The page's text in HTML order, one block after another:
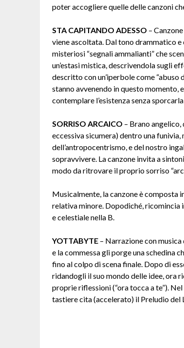
poter accogliere quelle delle canzoni
STA CAPITANDO ADESSO –
viene ascoltata. Dal tono drammatico
misteriosi “segnali ammalianti” che
un’estasi mistica, descrivendola sugli
descritto con un’iperbole come “abuso
stanno avvenendo in questo momento,
contemplare l’esistenza senza
SORRISO ARCAICO – Brano angelico,
eccessiva sicumera) dentro una
dell’antropocentrismo, e del nostro
sopravvivere. La canzone invita a
modo da ritrovare il proprio sorriso
Musicalmente, la canzone è composta
relativa minore. Dopodiché,
e celestiale nella B.
YOTTABYTE – Narrazione con
e la commessa gli porge una schedina
fino al colpo di scena finale. Dopo di
ridandogli il suo mondo delle idee, ora
proprie riflessioni (“ora tocca a te”).
tastiere cita (accelerato) il Preludio del